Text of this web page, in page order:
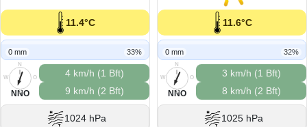
11.4°C
0 mm 33%
N
O
S
W
NNO
4 km/h (1 Bft)
9 km/h (2 Bft)
1024 hPa
11.6°C
0 mm 32%
N
O
S
W
NNO
3 km/h (1 Bft)
8 km/h (2 Bft)
1025 hPa